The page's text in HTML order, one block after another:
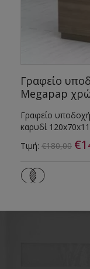
Γραφείο
Megapap
Γραφείο
καρυδί
Τιμή: €180,00